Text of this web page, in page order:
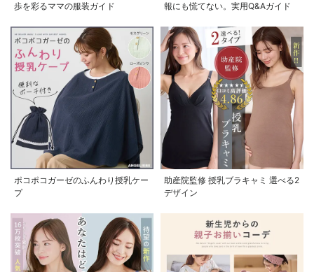
歩を彩るママの服装ガイド
報にも慌てない。実用Q&Aガイド
ポコポコガーゼのふんわり授乳ケー
プ
助産院監修 授乳ブラキャミ 選べる2
デザイン